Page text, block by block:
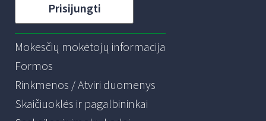
Prisijungti
Mokesčių mokėtojų informacija
Formos
Rinkmenos / Atviri duomenys
Skaičiuoklės ir pagalbininkai